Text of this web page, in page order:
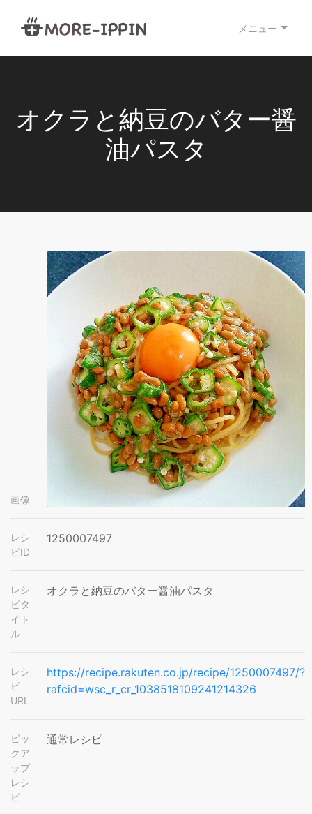
メニュー
オクラと納豆のバター醤
油パスタ
画像
レシ
ピID
1250007497
レシ
ピタ
イト
ル
オクラと納豆のバター醤油パスタ
レシ
ピ
URL
https://recipe.rakuten.co.jp/recipe/1250007497/?
rafcid=wsc_r_cr_1038518109241214326
ピッ
クア
ップ
レシ
ピ
通常レシピ